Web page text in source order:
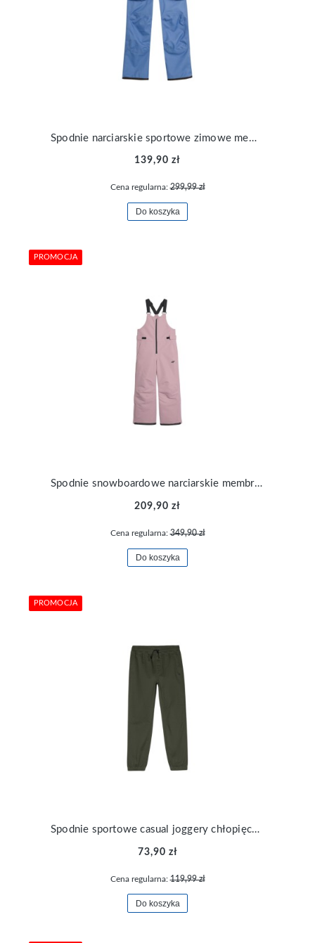
Spodnie narciarskie sportowe zimowe membrana 8000 chłopięce 4F TFTRM359-33S
139,90 zł
Cena regularna:299,99 zł
Do koszyka
Spodnie snowboardowe narciarskie membrana 10000 dziewczęce 4F TFTRF664-83S
209,90 zł
Cena regularna:349,90 zł
Do koszyka
PROMOCJA
Spodnie sportowe casual joggery chłopięce 4F TTROM0812-43S
73,90 zł
Cena regularna:119,99 zł
Do koszyka
PROMOCJA